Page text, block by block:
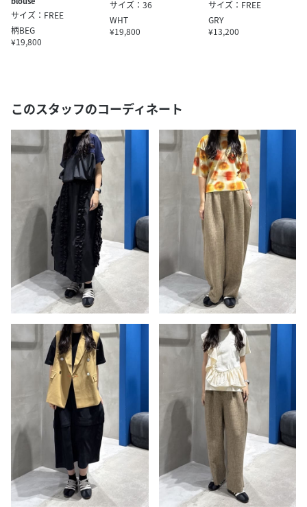
サイズ：FREE
柄BEG
¥19,800
サイズ：36
WHT
¥19,800
サイズ：FREE
GRY
¥13,200
このスタッフのコーディネート